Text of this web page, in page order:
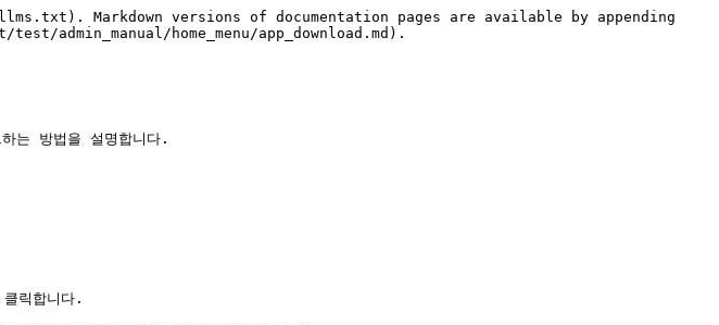
Markdown versions of documentation pages are available by appending
home_menu/app_download.md).
는 방법을 설명합니다.
릭합니다.